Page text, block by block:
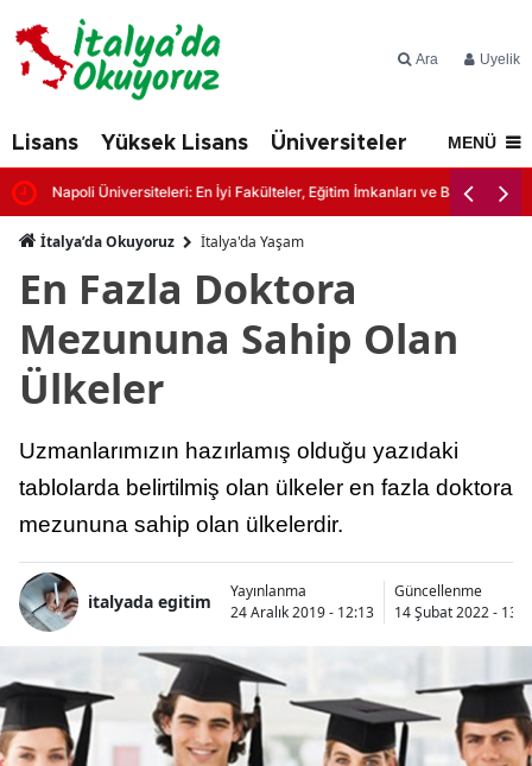
Ara Üyelik
Lisans Yüksek Lisans Üniversiteler İtalya'da
MENÜ
Napoli Üniversiteleri: En İyi Fakülteler, Eğitim İmkanları ve Başvuru
İtalya’da Okuyoruz İtalya'da Yaşam
En Fazla Doktora
Mezununa Sahip Olan
Ülkeler
Uzmanlarımızın hazırlamış olduğu yazıdaki
tablolarda belirtilmiş olan ülkeler en fazla doktora
mezununa sahip olan ülkelerdir.
italyada egitim
Yayınlanma
24 Aralık 2019 - 12:13
Güncellenme
14 Şubat 2022 -